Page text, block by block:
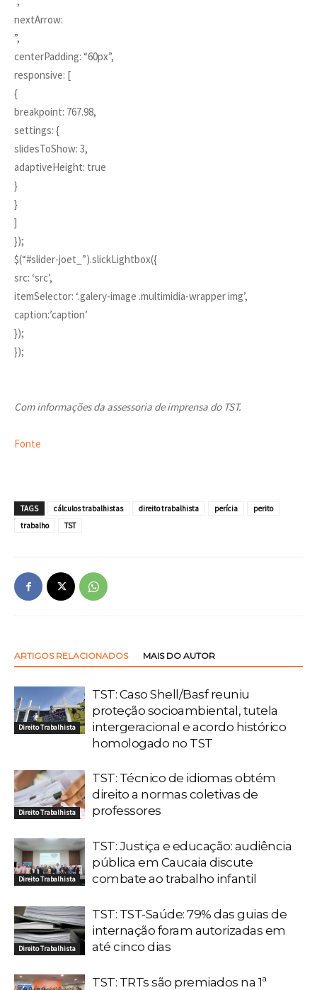
nextArrow:
”,
centerPadding: “60px”,
responsive: [
{
breakpoint: 767.98,
settings: {
slidesToShow: 3,
adaptiveHeight: true
}
}
]
});
$(“#slider-joet_”).slickLightbox({
src: ‘src’,
itemSelector: ‘.galery-image .multimidia-wrapper img’,
caption:’caption’
});
});
Com informações da assessoria de imprensa do TST.
Fonte
TAGS cálculos trabalhistas direito trabalhista perícia
perito
trabalho
TST
ARTIGOS RELACIONADOS MAIS DO AUTOR
Direito Trabalhista
TST: Caso Shell/Basf reuniu
proteção socioambiental, tutela
intergeracional e acordo histórico
homologado no TST
Direito Trabalhista
TST: Técnico de idiomas obtém
direito a normas coletivas de
professores
Direito Trabalhista
TST: Justiça e educação: audiência
pública em Caucaia discute
combate ao trabalho infantil
Direito Trabalhista
TST: TST-Saúde: 79% das guias de
internação foram autorizadas em
até cinco dias
TST: TRTs são premiados na 1ª